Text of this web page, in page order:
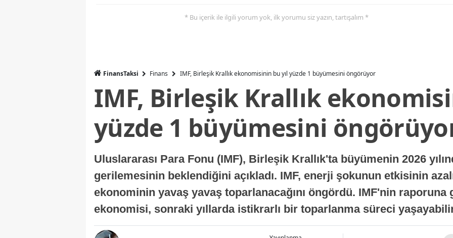
* Bu içerik ile ilgili yorum yok, ilk yorumu siz yazın, tartışalım *
FinansTaksi Finans IMF, Birleşik Krallık ekonomisinin bu yıl yüzde 1 büyümesini öngörüyor
IMF, Birleşik Krallık
yüzde 1 büyümesini
Uluslararası Para Fonu (IMF), Birleşik Krallık'ta büyümenin 2026
gerilemesinin beklendiğini açıkladı. IMF, enerji şokunun etkisinin
ekonominin yavaş yavaş toparlanacağını öngördü. IMF'nin raporuna
ekonomisi, sonraki yıllarda istikrarlı bir toparlanma süreci